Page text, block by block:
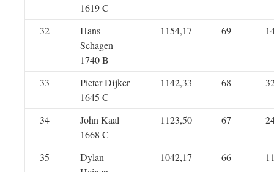
1619 C
32
Hans
Schagen
1740 B
1154,17 69
33
Pieter Dijker
1645 C
1142,33 68
34
John Kaal
1668 C
1123,50 67
35
Dylan
1042,17 66